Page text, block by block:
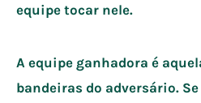
equipe tocar nele.
A equipe ganhadora é
bandeiras do adversário.